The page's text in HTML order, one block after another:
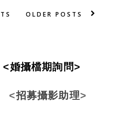
OLDER POSTS
<婚攝檔期詢問>
<招募攝影助理>